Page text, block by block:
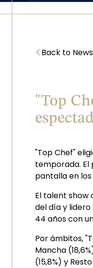
<Back to News
"Top
"Top Chef"
temporada. El
pantalla en
El talent show
del día y
44 años con
Por ámbitos,
Mancha
(15,8%) y